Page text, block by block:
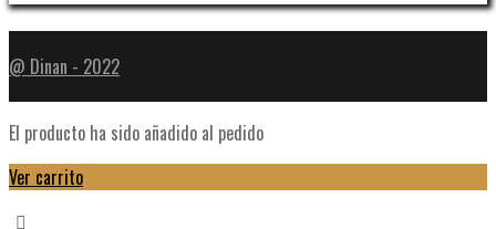
@ Dinan - 2022
El producto ha sido añadido al pedido
Ver carrito